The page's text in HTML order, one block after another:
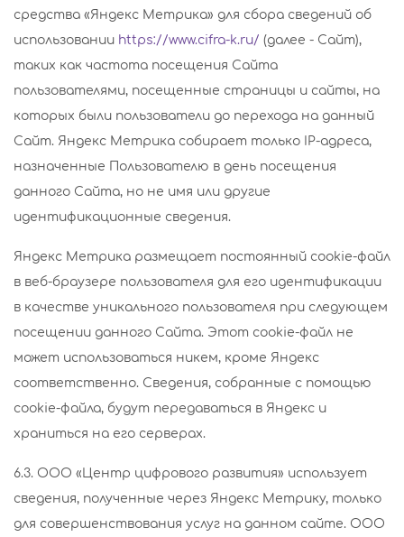
средства «Яндекс Метрика» для сбора сведений об
использовании https://www.cifra-k.ru/ (далее - Сайт),
таких как частота посещения Сайта
пользователями, посещенные страницы и сайты, на
которых были пользователи до перехода на данный
Сайт. Яндекс Метрика собирает только IP-адреса,
назначенные Пользователю в день посещения
данного Сайта, но не имя или другие
идентификационные сведения.
Яндекс Метрика размещает постоянный cookie-файл
в веб-браузере пользователя для его идентификации
в качестве уникального пользователя при следующем
посещении данного Сайта. Этот cookie-файл не
может использоваться никем, кроме Яндекс
соответственно. Сведения, собранные с помощью
cookie-файла, будут передаваться в Яндекс и
храниться на его серверах.
6.3. ООО «Центр цифрового развития» использует
сведения, полученные через Яндекс Метрику, только
для совершенствования услуг на данном cайте. ООО